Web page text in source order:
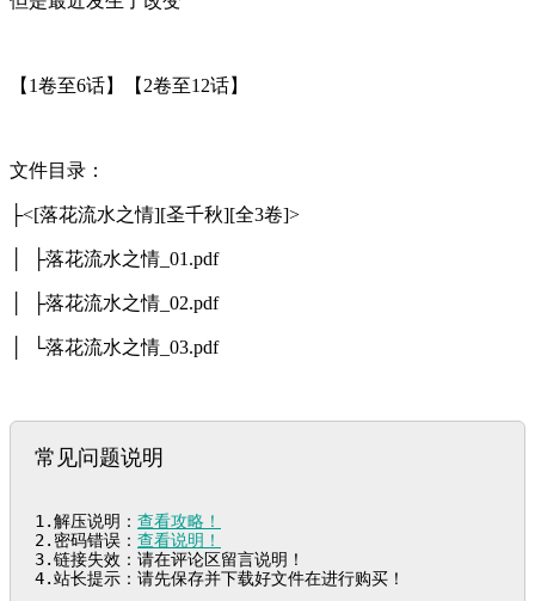
【1卷至6话】【2卷至12话】
文件目录：
├<[落花流水之情][圣千秋][全3卷]>
│ ├落花流水之情_01.pdf
│ ├落花流水之情_02.pdf
│ └落花流水之情_03.pdf
常见问题说明
1.解压说明： 查看攻略！
2.密码错误： 查看说明！
3.链接失效：请在评论区留言说明！
4.站长提示：请先保存并下载好文件在进行购买！